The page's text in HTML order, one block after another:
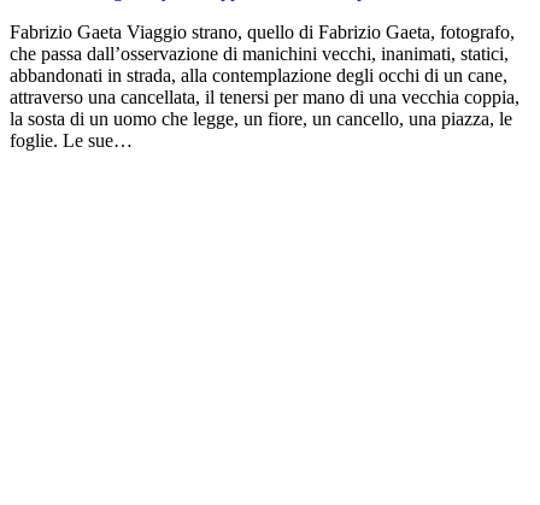
Fabrizio Gaeta Viaggio strano, quello di Fabrizio Gaeta, fotografo,
che passa dall’osservazione di manichini vecchi, inanimati, statici,
abbandonati in strada, alla contemplazione degli occhi di un cane,
attraverso una cancellata, il tenersi per mano di una vecchia coppia,
la sosta di un uomo che legge, un fiore, un cancello, una piazza, le
foglie. Le sue…